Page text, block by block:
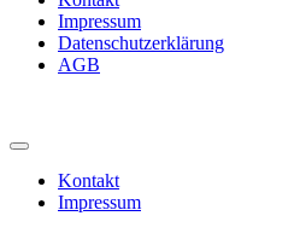
Impressum
Datenschutzerklärung
AGB
Kontakt
Impressum